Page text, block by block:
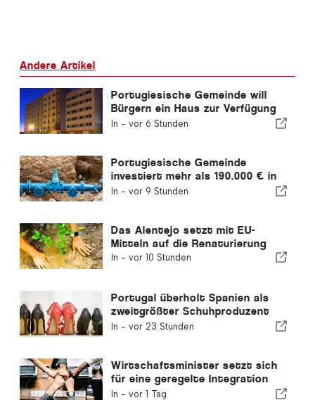
Andere Artikel
Portugiesische Gemeinde will
Bürgern ein Haus zur Verfügung
stellen
In - vor 6 Stunden
Portugiesische Gemeinde
investiert mehr als 190.000 € in
die Wasserversorgung
In - vor 9 Stunden
Das Alentejo setzt mit EU-
Mitteln auf die Renaturierung
In - vor 10 Stunden
Portugal überholt Spanien als
zweitgrößter Schuhproduzent
Europas
In - vor 23 Stunden
Wirtschaftsminister setzt sich
für eine geregelte Integration
ein und garantiert Einwanderern
In - vor 1 Tag